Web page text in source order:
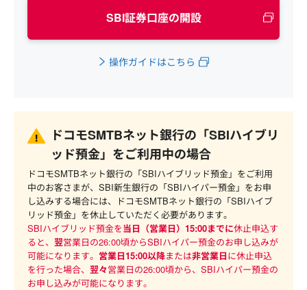
SBI証券口座の開設
操作ガイドはこちら
ドコモSMTBネット銀行の「SBIハイブリ
ッド預金」をご利用中の場合
ドコモSMTBネット銀行の「SBIハイブリッド預金」をご利用
中のお客さまが、SBI新生銀行の「SBIハイパー預金」をお申
し込みする場合には、ドコモSMTBネット銀行の「SBIハイブ
リッド預金」を休止していただく必要があります。
SBIハイブリッド預金を当日（営業日）15:00までに休止申込す
ると、 翌営業日の26:00頃からSBIハイパー預金のお申し込みが
可能になります。 営業日15:00以降または非営業日に休止申込
を行った場合、 翌々営業日の26:00頃から、SBIハイパー預金の
お申し込みが可能になります。